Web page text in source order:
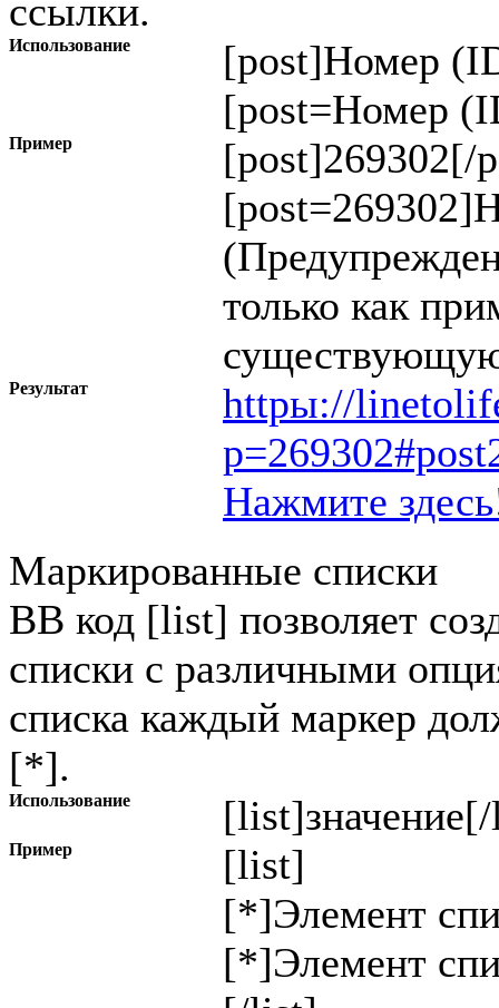
ссылки.
Использование [post]Номер
[post=Номер
Пример
[post]269302[/
только как
Результат
httpы://
Нажмите
Маркированные списки
BB код [list] позволяет
списки с различными
списка каждый маркер
[*].
Использование [list]значение
Пример
[list]
[*]Элемент
[*]Элемент